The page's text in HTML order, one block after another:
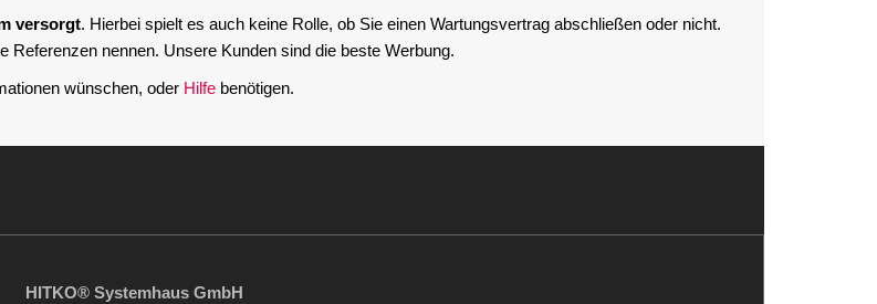
versorgt. Hierbei spielt es auch keine Rolle, ob Sie einen Wartungsvertrag abschließen oder nicht.
Referenzen nennen. Unsere Kunden sind die beste Werbung.
wünschen, oder Hilfe benötigen.
HITKO® Systemhaus GmbH